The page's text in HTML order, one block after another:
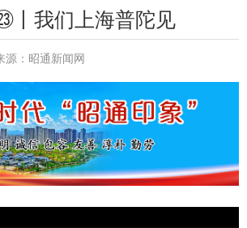
丨我们上海普陀见
源：昭通新闻网